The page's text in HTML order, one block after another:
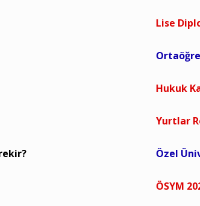
Lise
Hukuk
Yurtlar
Özel
ÖSYM